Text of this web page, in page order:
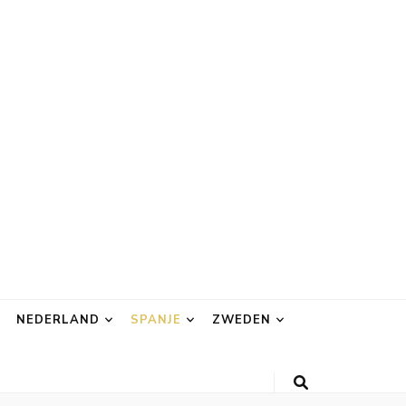
NEDERLAND SPANJE ZWEDEN